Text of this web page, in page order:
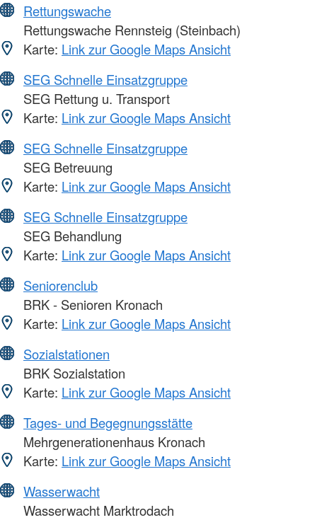
Rettungswache
Rettungswache Rennsteig (Steinbach)
Karte: Link zur Google Maps Ansicht
SEG Schnelle Einsatzgruppe
SEG Rettung u. Transport
Karte: Link zur Google Maps Ansicht
SEG Schnelle Einsatzgruppe
SEG Betreuung
Karte: Link zur Google Maps Ansicht
SEG Schnelle Einsatzgruppe
SEG Behandlung
Karte: Link zur Google Maps Ansicht
Seniorenclub
BRK - Senioren Kronach
Karte: Link zur Google Maps Ansicht
Sozialstationen
BRK Sozialstation
Karte: Link zur Google Maps Ansicht
Tages- und Begegnungsstätte
Mehrgenerationenhaus Kronach
Karte: Link zur Google Maps Ansicht
Wasserwacht
Wasserwacht Marktrodach